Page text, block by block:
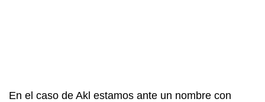
En el caso de Akl estamos ante un nombre con